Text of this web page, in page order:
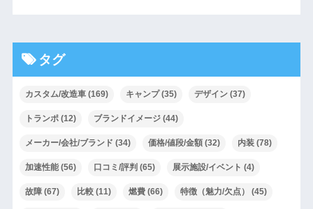
タグ
カスタム/改造車(169) キャンプ(35) デザイン(37)
トランポ(12) ブランドイメージ(44)
メーカー/会社/ブランド (34) 価格/値段/金額(32) 内装(78)
加速性能(56) 口コミ/評判 (65) 展示施設/イベント (4)
故障(67) 比較(11) 燃費(66) 特徴（魅力/欠点） (45)